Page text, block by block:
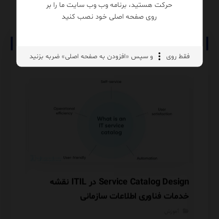
حرکت هستید، برنامه وب وب سایت ما را بر
روی صفحه اصلی خود نصب کنید
فقط روی و سپس «افزودن به صفحه اصلی» ضربه بزنید
Service Catalog Design در ITIL نقشه
خدمات فناوری اطلاعات سازمانی